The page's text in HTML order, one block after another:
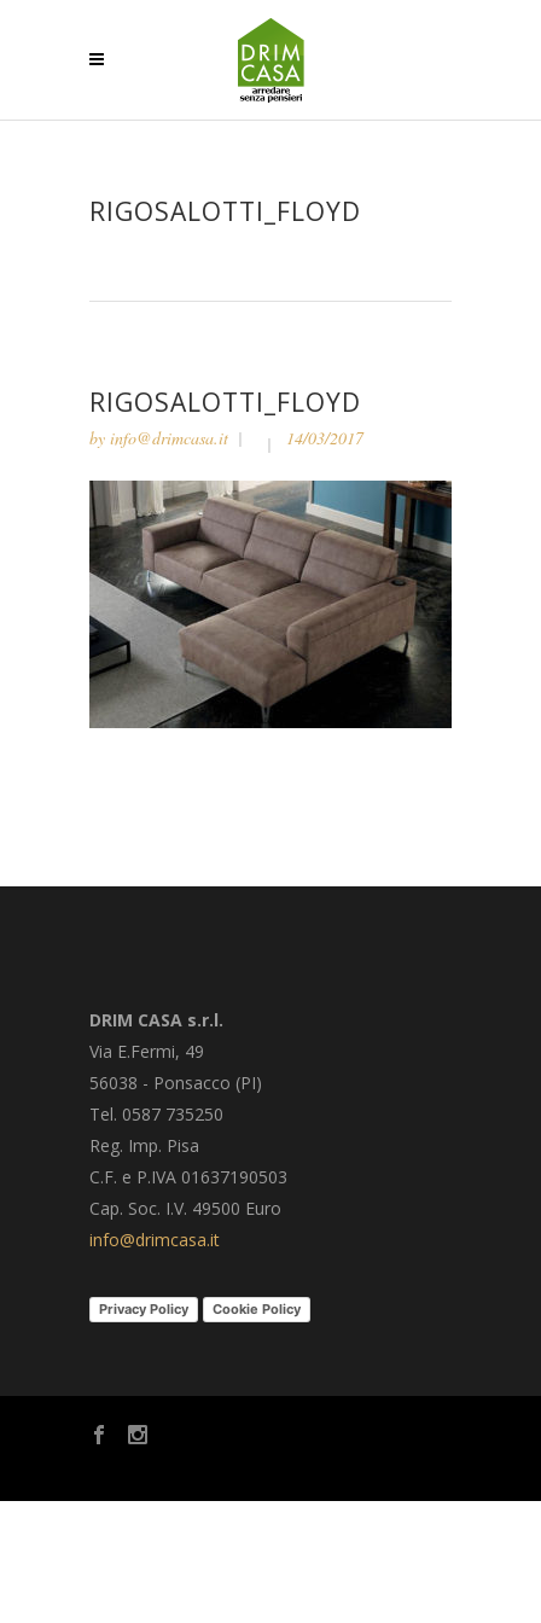
RIGOSALOTTI_FLOYD
RIGOSALOTTI_FLOYD
by info@drimcasa.it 14/03/2017
DRIM CASA s.r.l.
Via E.Fermi, 49
56038 - Ponsacco (PI)
Tel. 0587 735250
Reg. Imp. Pisa
C.F. e P.IVA 01637190503
Cap. Soc. I.V. 49500 Euro
info@drimcasa.it
Privacy Policy Cookie Policy